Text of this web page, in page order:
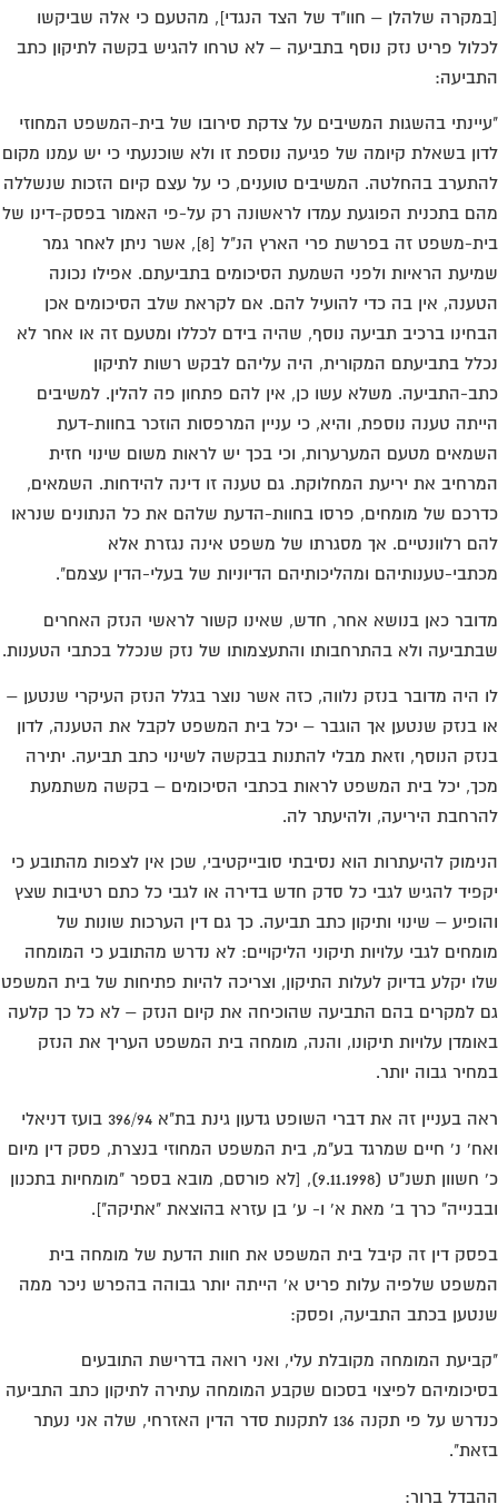
שלהלן – חוו"ד של הצד הנגדי], מהטעם כי אלה שביקשו
פריט נזק נוסף בתביעה – לא טרחו להגיש בקשה לתיקון כתב
בהשגות המשיבים על צדקת סירובו של בית-המשפט המחוזי
בשאלת קיומה של פגיעה נוספת זו ולא שוכנעתי כי יש עמנו מקום
בהחלטה. המשיבים טוענים, כי על עצם קיום הזכות שנשללה
בתכנית הפוגעת עמדו לראשונה רק על-פי האמור בפסק-דינו של
בית-משפט זה בפרשת פרי הארץ הנ"ל [8], אשר ניתן לאחר גמר
הראיות ולפני השמעת הסיכומים בתביעתם. אפילו נכונה
אין בה כדי להועיל להם. אם לקראת שלב הסיכומים אכן
ברכיב תביעה נוסף, שהיה בידם לכללו ומטעם זה או אחר לא
בתביעתם המקורית, היה עליהם לבקש רשות לתיקון
התביעה. משלא עשו כן, אין להם פתחון פה להלין. למשיבים
טענה נוספת, והיא, כי עניין המרפסות הוזכר בחוות-דעת
מטעם המערערות, וכי בכך יש לראות משום שינוי חזית
את יריעת המחלוקת. גם טענה זו דינה להידחות. השמאים,
של מומחים, פרסו בחוות-הדעת שלהם את כל הנתונים שנראו
רלוונטיים. אך מסגרתו של משפט אינה נגזרת אלא
טענותיהם ומהליכותיהם הדיוניות של בעלי-הדין עצמם".
כאן בנושא אחר, חדש, שאינו קשור לראשי הנזק האחרים
ולא בהתרחבותו והתעצמותו של נזק שנכלל בכתבי הטענות.
היה מדובר בנזק נלווה, כזה אשר נוצר בגלל הנזק העיקרי שנטען –
בנזק שנטען אך הוגבר – יכל בית המשפט לקבל את הטענה, לדון
הנוסף, וזאת מבלי להתנות בבקשה לשינוי כתב תביעה. יתירה
יכל בית המשפט לראות בכתבי הסיכומים – בקשה משתמעת
היריעה, ולהיעתר לה.
להיעתרות הוא נסיבתי סובייקטיבי, שכן אין לצפות מהתובע כי
להגיש לגבי כל סדק חדש בדירה או לגבי כל כתם רטיבות שצץ
– שינוי ותיקון כתב תביעה. כך גם דין הערכות שונות של
לגבי עלויות תיקוני הליקויים: לא נדרש מהתובע כי המומחה
יקלע בדיוק לעלות התיקון, וצריכה להיות פתיחות של בית המשפט
למקרים בהם התביעה שהוכיחה את קיום הנזק – לא כל כך קלעה
עלויות תיקונו, והנה, מומחה בית המשפט העריך את הנזק
גבוה יותר.
ראה בעניין זה את דברי השופט גדעון גינת בת"א 396/94 בועז דניאלי
נ' חיים שמרגד בע"מ, בית המשפט המחוזי בנצרת, פסק דין מיום
כ' חשוון תשנ"ט (9.11.1998), [לא פורסם, מובא בספר "מומחיות בתכנון
כרך ב' מאת א' ו- ע' בן עזרא בהוצאת "אתיקה"].
דין זה קיבל בית המשפט את חוות הדעת של מומחה בית
שלפיה עלות פריט א' הייתה יותר גבוהה בהפרש ניכר ממה
בכתב התביעה, ופסק:
המומחה מקובלת עלי, ואני רואה בדרישת התובעים
לפיצוי בסכום שקבע המומחה עתירה לתיקון כתב התביעה
כנדרש על פי תקנה 136 לתקנות סדר הדין האזרחי, שלה אני נעתר
ברור: